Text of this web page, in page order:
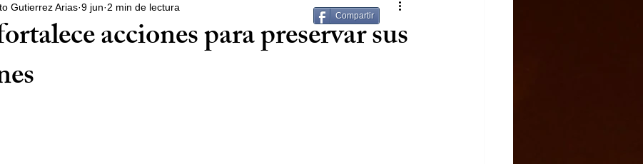
acciones para preservar sus
Gutierrez Arias 9 jun 2 min de lectura
Compartir